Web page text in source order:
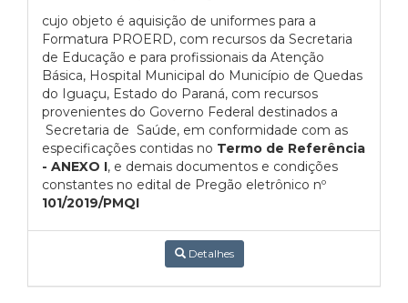
cujo objeto é aquisição de uniformes para a
Formatura PROERD, com recursos da Secretaria
de Educação e para profissionais da Atenção
Básica, Hospital Municipal do Município de Quedas
do Iguaçu, Estado do Paraná, com recursos
provenientes do Governo Federal destinados a
Secretaria de Saúde, em conformidade com as
especificações contidas no Termo de Referência
- ANEXO I, e demais documentos e condições
constantes no edital de Pregão eletrônico nº
101/2019/PMQI
Detalhes